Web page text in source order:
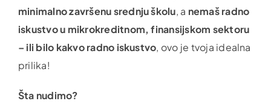
minimalno završenu srednju školu, a nemaš radno
iskustvo u mikrokreditnom, finansijskom sektoru
– ili bilo kakvo radno iskustvo, ovo je tvoja idealna
prilika!
Šta nudimo?